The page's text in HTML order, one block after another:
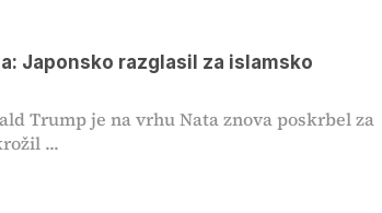
Japonsko razglasil za islamsko
Trump je na vrhu Nata znova poskrbel za
...